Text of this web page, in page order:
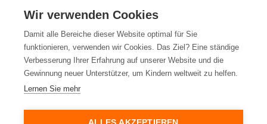
DE19ZZZ00000150171
Spendenkonto:
Pax-Bank für Kirche und Caritas eG
IBAN DE72370601934010500007
Wir verwenden Cookies
Damit alle Bereiche dieser Website optimal für Sie
funktionieren, verwenden wir Cookies. Das Ziel? Eine ständige
Verbesserung Ihrer Erfahrung auf unserer Website und die
Gewinnung neuer Unterstützer, um Kindern weltweit zu helfen.
Lernen Sie mehr